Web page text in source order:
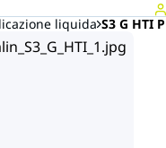
liquida S3 G HTI